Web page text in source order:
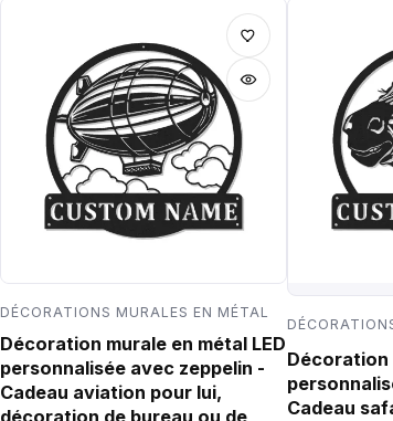
DÉCORATIONS MURALES EN MÉTAL
Décoration murale en métal LED
personnalisée avec zeppelin -
Cadeau aviation pour lui,
Décoration
Cadeau